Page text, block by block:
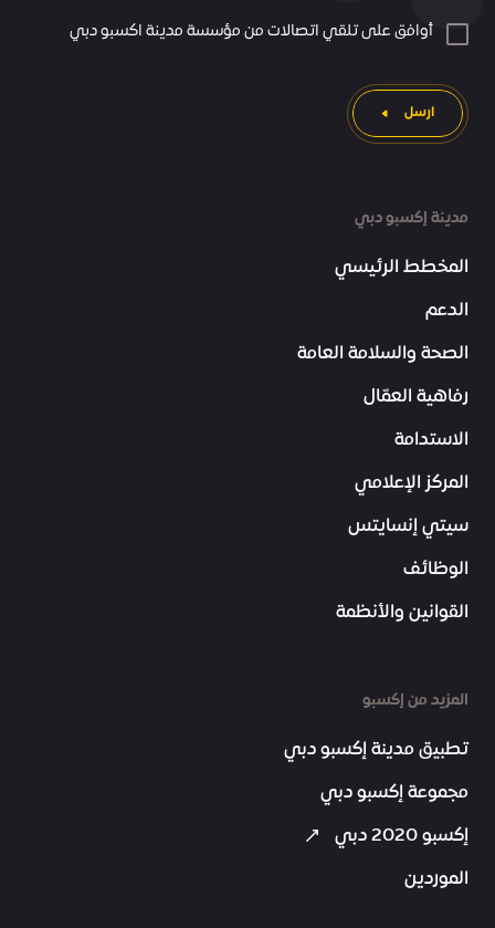
مدينة إكسبو دبي
المخطط الرئيسي
الدعم
الصحة والسلامة العامة
رفاهية العمّال
الاستدامة
المركز الإعلامي
سيتي إنسايتس
الوظائف
القوانين والأنظمة
المزيد من إكسبو
تطبيق مدينة إكسبو دبي
مجموعة إكسبو دبي
إكسبو 2020 دبي
الموردين
أوافق على تلقي اتصالات من مؤسسة مدينة اكسبو دبي
ارسل